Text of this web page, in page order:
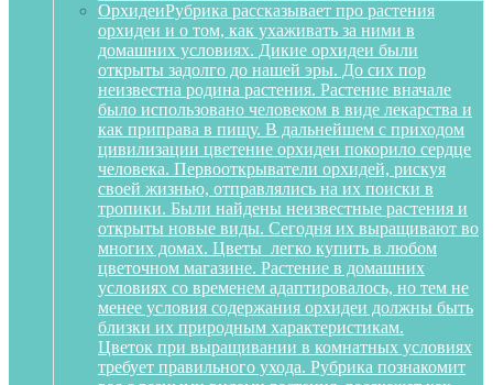
ОрхидеиРубрика рассказывает про растения
орхидеи и о том, как ухаживать за ними в
домашних условиях. Дикие орхидеи были
открыты задолго до нашей эры. До сих пор
неизвестна родина растения. Растение вначале
было использовано человеком в виде лекарства и
как приправа в пищу. В дальнейшем с приходом
цивилизации цветение орхидеи покорило сердце
человека. Первооткрыватели орхидей, рискуя
своей жизнью, отправлялись на их поиски в
тропики. Были найдены неизвестные растения и
открыты новые виды. Сегодня их выращивают во
многих домах. Цветы легко купить в любом
цветочном магазине. Растение в домашних
условиях со временем адаптировалось, но тем не
менее условия содержания орхидеи должны быть
близки их природным характеристикам.
Цветок при выращивании в комнатных условиях
требует правильного ухода. Рубрика познакомит